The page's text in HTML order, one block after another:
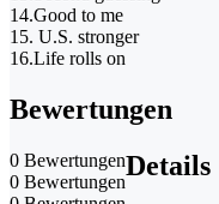
14.Good to me
15. U.S. stronger
16.Life rolls on
Bewertungen
0 Bewertungen
0 Bewertungen
Details